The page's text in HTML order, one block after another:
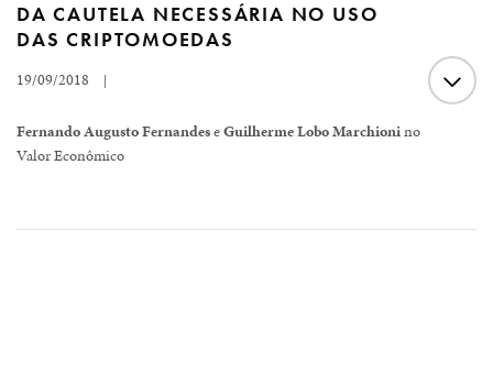
DA CAUTELA NECESSÁRIA NO USO
DAS CRIPTOMOEDAS
19/09/2018 |
Fernando Augusto FernandeseGuilherme Lobo Marchionino
Valor Econômico